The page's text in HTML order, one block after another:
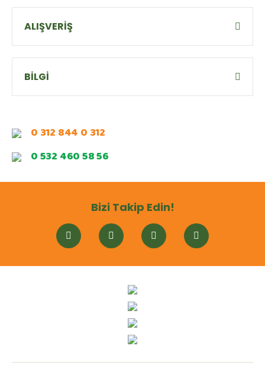
ALIŞVERİŞ
BİLGİ
0 312 844 0 312
0 532 460 58 56
Bizi Takip Edin!